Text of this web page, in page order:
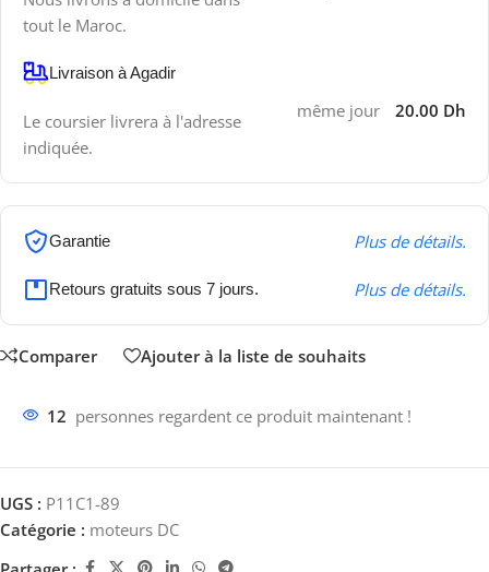
tout le Maroc.
Livraison à Agadir
Le coursier livrera à l'adresse
indiquée.
même jour 20.00 Dh
Garantie Plus de détails.
Retours gratuits sous 7 jours. Plus de détails.
Comparer Ajouter à la liste de souhaits
12 personnes regardent ce produit maintenant !
UGS : P11C1-89
Catégorie : moteurs DC